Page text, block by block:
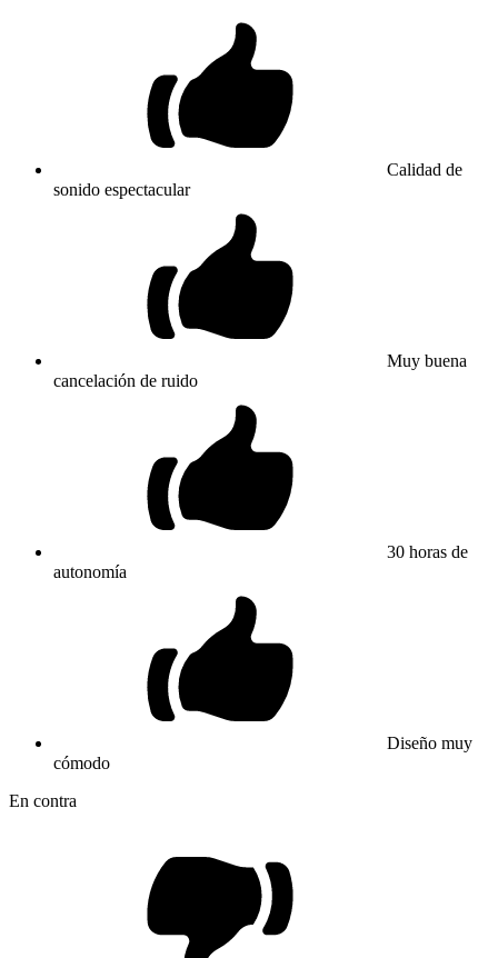
Calidad de
sonido espectacular
Muy buena
cancelación de ruido
30 horas de
autonomía
Diseño muy
cómodo
En contra